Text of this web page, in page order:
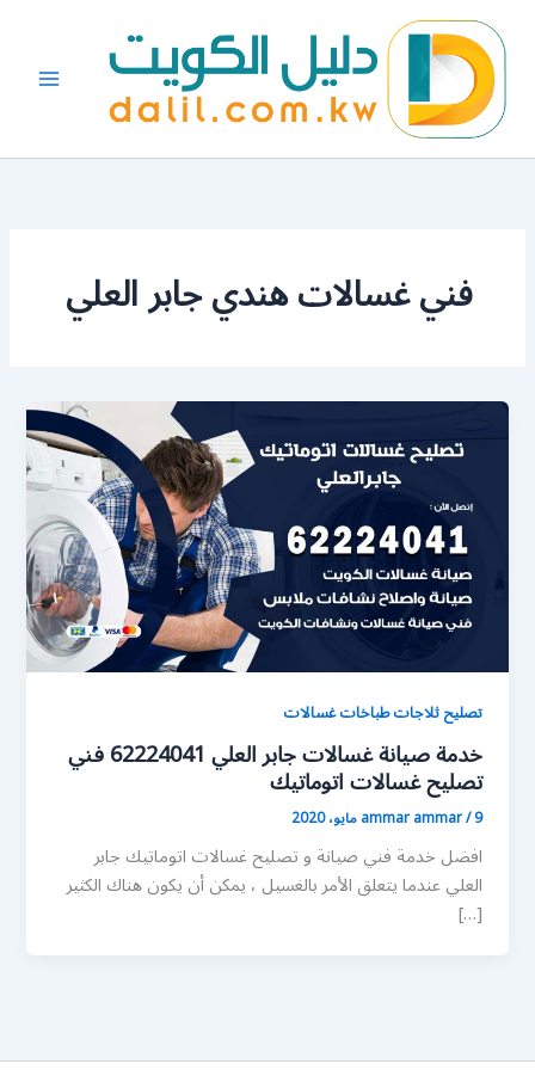
المحتوى
فني غسالات هندي جابر العلي
تصليح ثلاجات طباخات غسالات
خدمة صيانة غسالات جابر العلي 62224041 فني
تصليح غسالات اتوماتيك
ammar ammar/9 مايو، 2020
افضل خدمة فني صيانة و تصليح غسالات اتوماتيك جابر
العلي عندما يتعلق الأمر بالغسيل ، يمكن أن يكون هناك الكثير
[…]